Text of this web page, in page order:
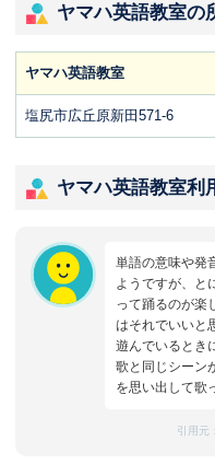
ヤマハ英語教室の
ヤマハ英語教室
塩尻市広丘原新田571-6
ヤマハ英語教室利
単語の意味や発
ようですが、と
って踊るのが楽
はそれでいいと
遊んでいるとき
歌と同じシーン
を思い出して歌
引用元：